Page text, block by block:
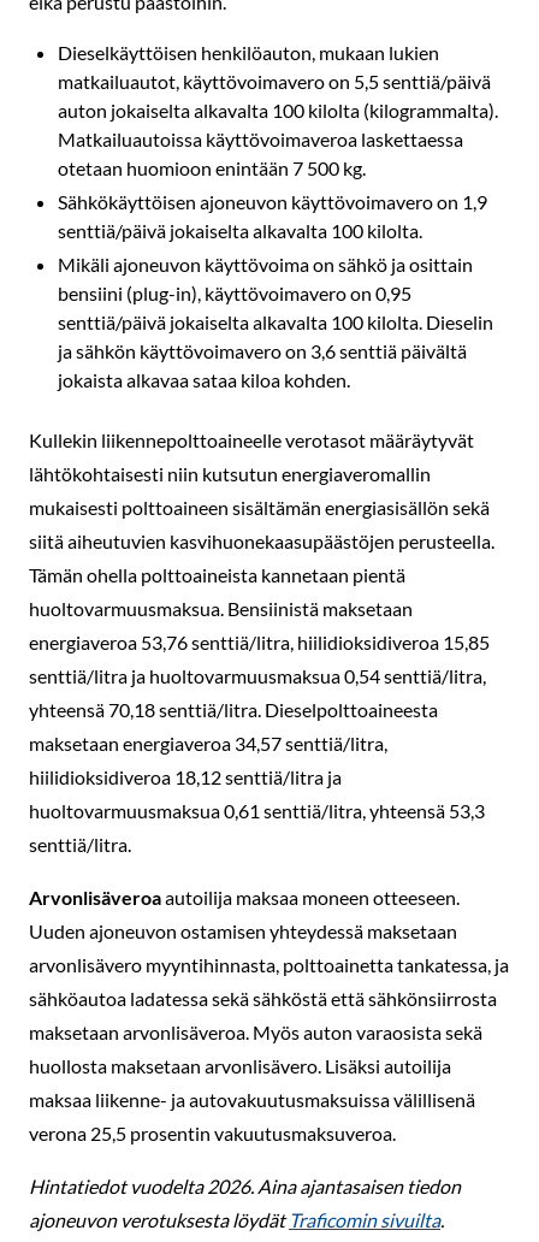
Dieselkäyttöisen henkilöauton, mukaan lukien
matkailuautot, käyttövoimavero on 5,5 senttiä/päivä
auton jokaiselta alkavalta 100 kilolta (kilogrammalta).
Matkailuautoissa käyttövoimaveroa laskettaessa
otetaan huomioon enintään 7 500 kg.
Sähkökäyttöisen ajoneuvon käyttövoimavero on 1,9
senttiä/päivä jokaiselta alkavalta 100 kilolta.
Mikäli ajoneuvon käyttövoima on sähkö ja osittain
bensiini (plug-in), käyttövoimavero on 0,95
senttiä/päivä jokaiselta alkavalta 100 kilolta. Dieselin
ja sähkön käyttövoimavero on 3,6 senttiä päivältä
jokaista alkavaa sataa kiloa kohden.
Kullekin liikennepolttoaineelle verotasot määräytyvät
lähtökohtaisesti niin kutsutun energiaveromallin
mukaisesti polttoaineen sisältämän energiasisällön sekä
siitä aiheutuvien kasvihuonekaasupäästöjen perusteella.
Tämän ohella polttoaineista kannetaan pientä
huoltovarmuusmaksua. Bensiinistä maksetaan
energiaveroa 53,76 senttiä/litra, hiilidioksidiveroa 15,85
senttiä/litra ja huoltovarmuusmaksua 0,54 senttiä/litra,
yhteensä 70,18 senttiä/litra. Dieselpolttoaineesta
maksetaan energiaveroa 34,57 senttiä/litra,
hiilidioksidiveroa 18,12 senttiä/litra ja
huoltovarmuusmaksua 0,61 senttiä/litra, yhteensä 53,3
senttiä/litra.
Arvonlisäveroaautoilija maksaa moneen otteeseen.
Uuden ajoneuvon ostamisen yhteydessä maksetaan
arvonlisävero myyntihinnasta, polttoainetta tankatessa, ja
sähköautoa ladatessa sekä sähköstä että sähkönsiirrosta
maksetaan arvonlisäveroa. Myös auton varaosista sekä
huollosta maksetaan arvonlisävero. Lisäksi autoilija
maksaa liikenne- ja autovakuutusmaksuissa välillisenä
verona 25,5 prosentin vakuutusmaksuveroa.
Hintatiedot vuodelta 2026. Aina ajantasaisen tiedon
ajoneuvon verotuksesta löydätTraficomin sivuilta.